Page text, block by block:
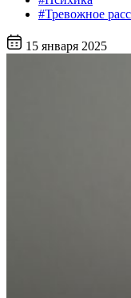
#Тревожное
15 января 2025